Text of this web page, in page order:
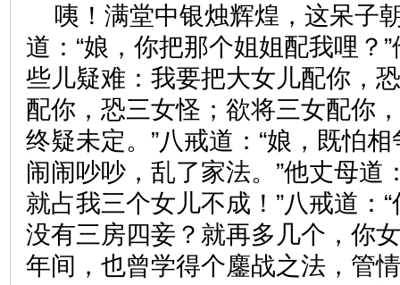
咦！满堂中银烛辉煌，这呆子
道：“娘，你把那个姐姐配我哩？
些儿疑难：我要把大女儿配你，
配你，恐三女怪；欲将三女配你
终疑未定。”八戒道：“娘，既怕
闹闹吵吵，乱了家法。”他丈母道
就占我三个女儿不成！”八戒道：
没有三房四妾？就再多几个，你
年间，也曾学得个鏖战之法，管